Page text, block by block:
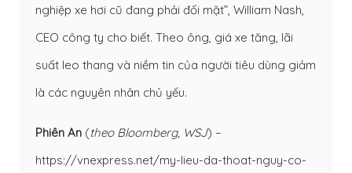
nghiệp xe hơi cũ đang phải đối mặt”, William Nash,
CEO công ty cho biết. Theo ông, giá xe tăng, lãi
suất leo thang và niềm tin của người tiêu dùng giảm
là các nguyên nhân chủ yếu.
Phiên An (theo Bloomberg, WSJ) –
https://vnexpress.net/my-lieu-da-thoat-nguy-co-